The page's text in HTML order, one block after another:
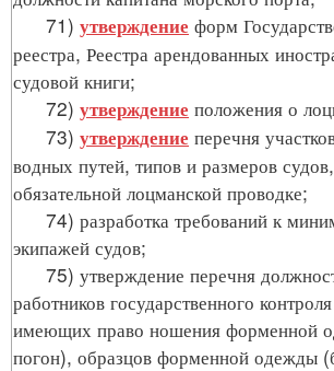
71) утверждение форм
реестра, Реестра арендованных
судовой книги;
72) утверждение положения о
73) утверждение перечня
водных путей, типов и размеров
обязательной лоцманской проводке;
74) разработка требований к
экипажей судов;
75) утверждение перечня
работников государственного
имеющих право ношения форменной
погон), образцов форменной одежды